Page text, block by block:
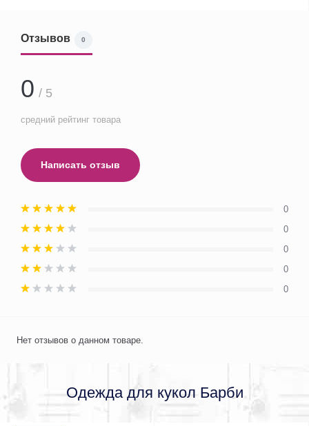
Отзывов 0
0 / 5
средний рейтинг товара
Написать отзыв
0
0
0
0
0
Нет отзывов о данном товаре.
Одежда для кукол Барби